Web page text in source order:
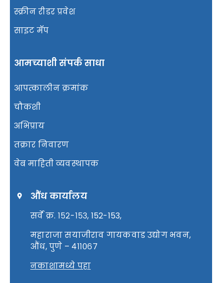
स्क्रीन रीडर प्रवेश
साइट मॅप
आमच्याशी संपर्क साधा
आपत्कालीन क्रमांक
चौकशी
अभिप्राय
तक्रार निवारण
वेब माहिती व्यवस्थापक
औंध कार्यालय
सर्वे क्र. १५२-१५३, 152-153,
महाराजा सयाजीराव गायकवाड उद्योग भवन,
औंध, पुणे – ४११०६७
नकाशामध्ये पहा